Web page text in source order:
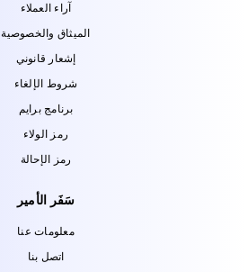
آراء العملاء
الميثاق والخصوصية
إشعار قانوني
شروط الإلغاء
برنامج برايم
رمز الولاء
رمز الإحالة
سَفَر الأمير
معلومات عنا
اتصل بنا